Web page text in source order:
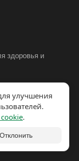
улучшения
.
Отклонить
здоровья и